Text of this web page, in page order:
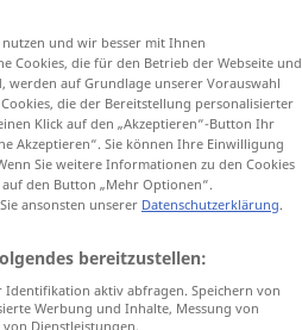
und wir besser mit Ihnen
Cookies, die für den Betrieb der Webseite und
werden auf Grundlage unserer Vorauswahl
die der Bereitstellung personalisierter
Klick auf den „Akzeptieren“-Button Ihr
Akzeptieren“. Sie können Ihre Einwilligung
Sie weitere Informationen zu den Cookies
den Button „Mehr Optionen“.
ansonsten unserer Datenschutzerklärung.
bereitzustellen:
Identifikation aktiv abfragen. Speichern von
Werbung und Inhalte, Messung von
Dienstleistungen.